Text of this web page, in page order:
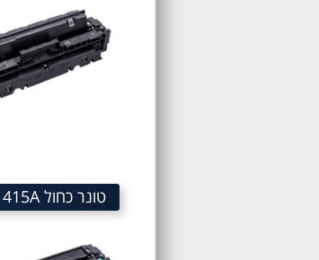
טונר כחול HP 415A מק"ט HP 415A CYAN Toner Cartridge HP W2031A